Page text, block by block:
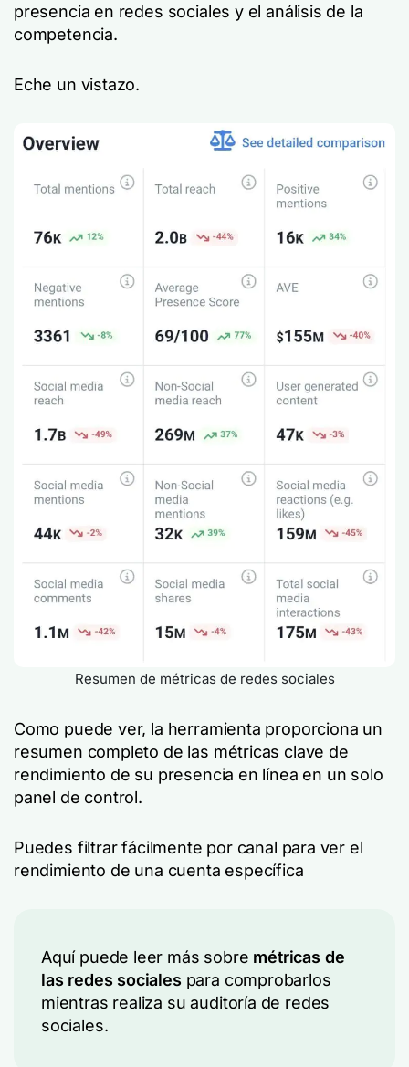
presencia en redes sociales y el análisis de la
competencia.
Eche un vistazo.
Resumen de métricas de redes sociales
Como puede ver, la herramienta proporciona un
resumen completo de las métricas clave de
rendimiento de su presencia en línea en un solo
panel de control.
Puedes filtrar fácilmente por canal para ver el
rendimiento de una cuenta específica
Aquí puede leer más sobre métricas de
las redes sociales para comprobarlos
mientras realiza su auditoría de redes
sociales.